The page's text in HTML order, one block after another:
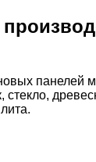
панелей
стекло,